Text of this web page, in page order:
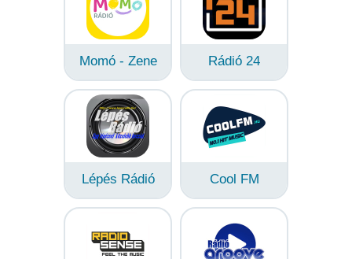
Momó - Zene Rádió 24
Lépés Rádió Cool FM